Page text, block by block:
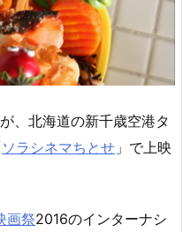
、北海道の新千歳空港タ
ソラシネマちとせ 」で上映
画祭2016のインターナシ